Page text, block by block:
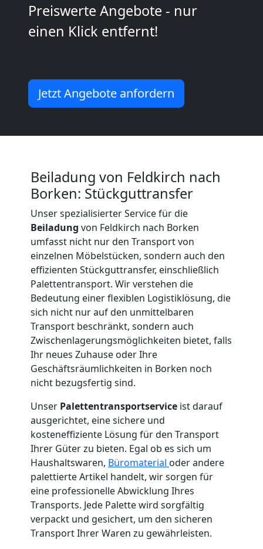
Preiswerte Angebote - nur
einen Klick entfernt!
Jetzt Angebote anfordern
Beiladung von Feldkirch nach
Borken: Stückguttransfer
Unser spezialisierter Service für die
Beiladung von Feldkirch nach Borken
umfasst nicht nur den Transport von
einzelnen Möbelstücken, sondern auch den
effizienten Stückguttransfer, einschließlich
Palettentransport. Wir verstehen die
Bedeutung einer flexiblen Logistiklösung, die
sich nicht nur auf den unmittelbaren
Transport beschränkt, sondern auch
Zwischenlagerungsmöglichkeiten bietet, falls
Ihr neues Zuhause oder Ihre
Geschäftsräumlichkeiten in Borken noch
nicht bezugsfertig sind.
Unser Palettentransportservice ist darauf
ausgerichtet, eine sichere und
kosteneffiziente Lösung für den Transport
Ihrer Güter zu bieten. Egal ob es sich um
Haushaltswaren, Büromaterial oder andere
palettierte Artikel handelt, wir sorgen für
eine professionelle Abwicklung Ihres
Transports. Jede Palette wird sorgfältig
verpackt und gesichert, um den sicheren
Transport Ihrer Waren zu gewährleisten.
Möbeltransport
Beiladung
National
Beiladung
International
Internationaler
Umzug
Nationaler
Umzug